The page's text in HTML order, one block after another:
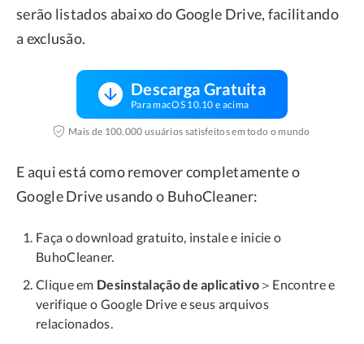
serão listados abaixo do Google Drive, facilitando
a exclusão.
Descarga Gratuita
Para macOS 10.10 e acima
Mais de 100.000 usuários satisfeitos em todo o mundo
E aqui está como remover completamente o
Google Drive usando o BuhoCleaner:
Faça o download gratuito, instale e inicie o
BuhoCleaner.
Clique em Desinstalação de aplicativo ＞Encontre e
verifique o Google Drive e seus arquivos
relacionados.